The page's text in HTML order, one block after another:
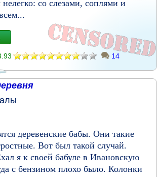
нелегко: со слезами, соплями и
14
деревенские бабы. Они такие
Вот был такой случай.
я к своей бабуле в Ивановскую
с бензином плохо было. Колонки